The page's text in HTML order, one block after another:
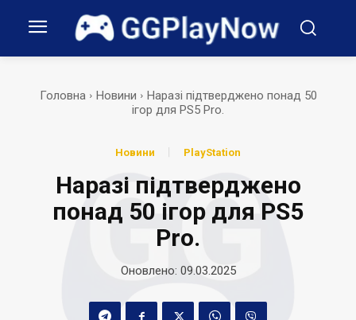
Головна Новини
Наразі підтверджено понад 50
ігор для PS5 Pro.
Новини PlayStation
Наразі підтверджено
понад 50 ігор для PS5
Pro.
Оновлено: 09.03.2025